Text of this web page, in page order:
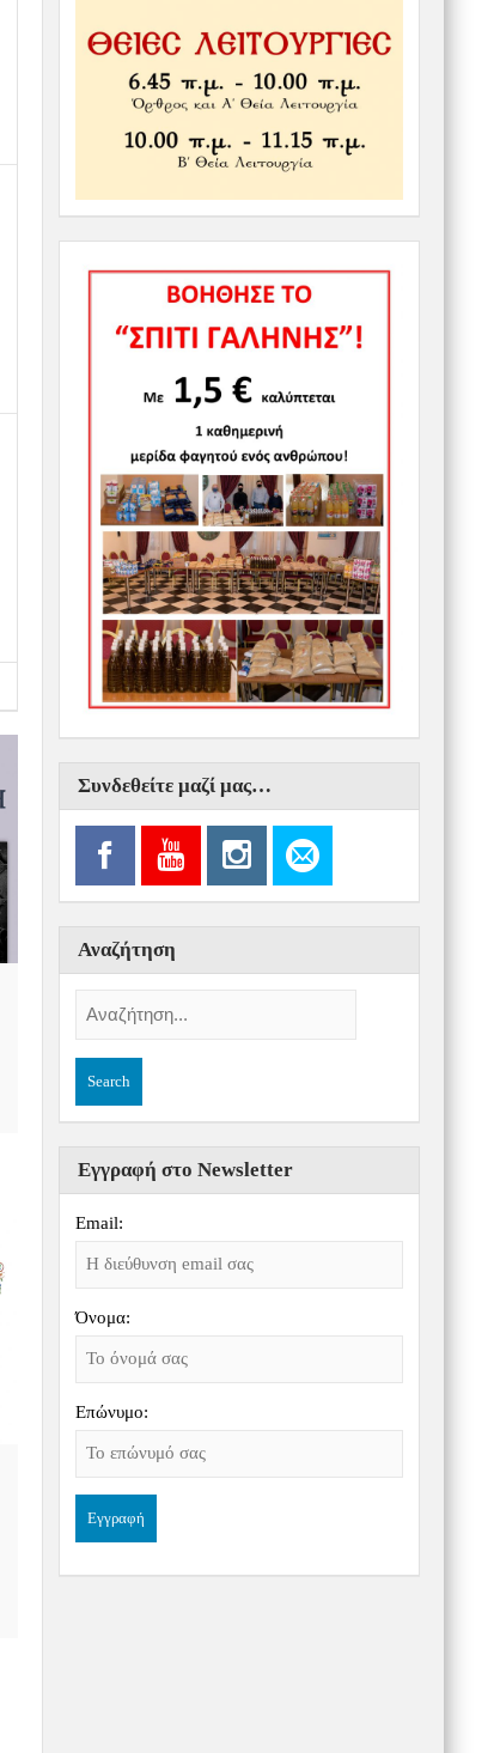
Συνδεθείτε μαζί μας…
Αναζήτηση
Εγγραφή στο Newsletter
Email:
Όνομα:
Επώνυμο: